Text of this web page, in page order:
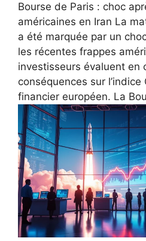
Bourse de Paris : choc
américaines en Iran La
a été marquée par un
les récentes frappes
investisseurs évaluent en
conséquences sur
financier européen. La